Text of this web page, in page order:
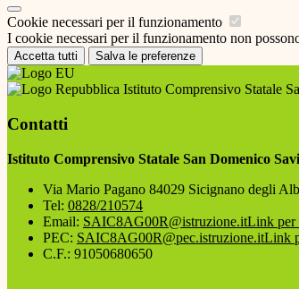
Cookie necessari per il funzionamento
I cookie necessari per il funzionamento non
Accetta tutti Salva le preferenze
Istituto Comprensivo Statale
Contatti
Istituto Comprensivo Statale San Domenico
Via Mario Pagano 84029 Sicignano degli
Tel: 0828/210574
Email: SAIC8AG00R@istruzione.itLink per
PEC: SAIC8AG00R@pec.istruzione.itLink
C.F.: 91050680650